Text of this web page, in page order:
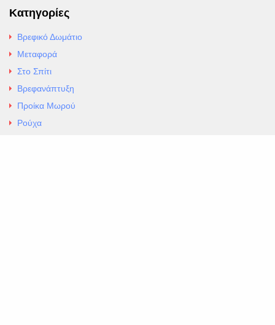
Κατηγορίες
Βρεφικό Δωμάτιο
Μεταφορά
Στο Σπίτι
Βρεφανάπτυξη
Προίκα Μωρού
Ρούχα